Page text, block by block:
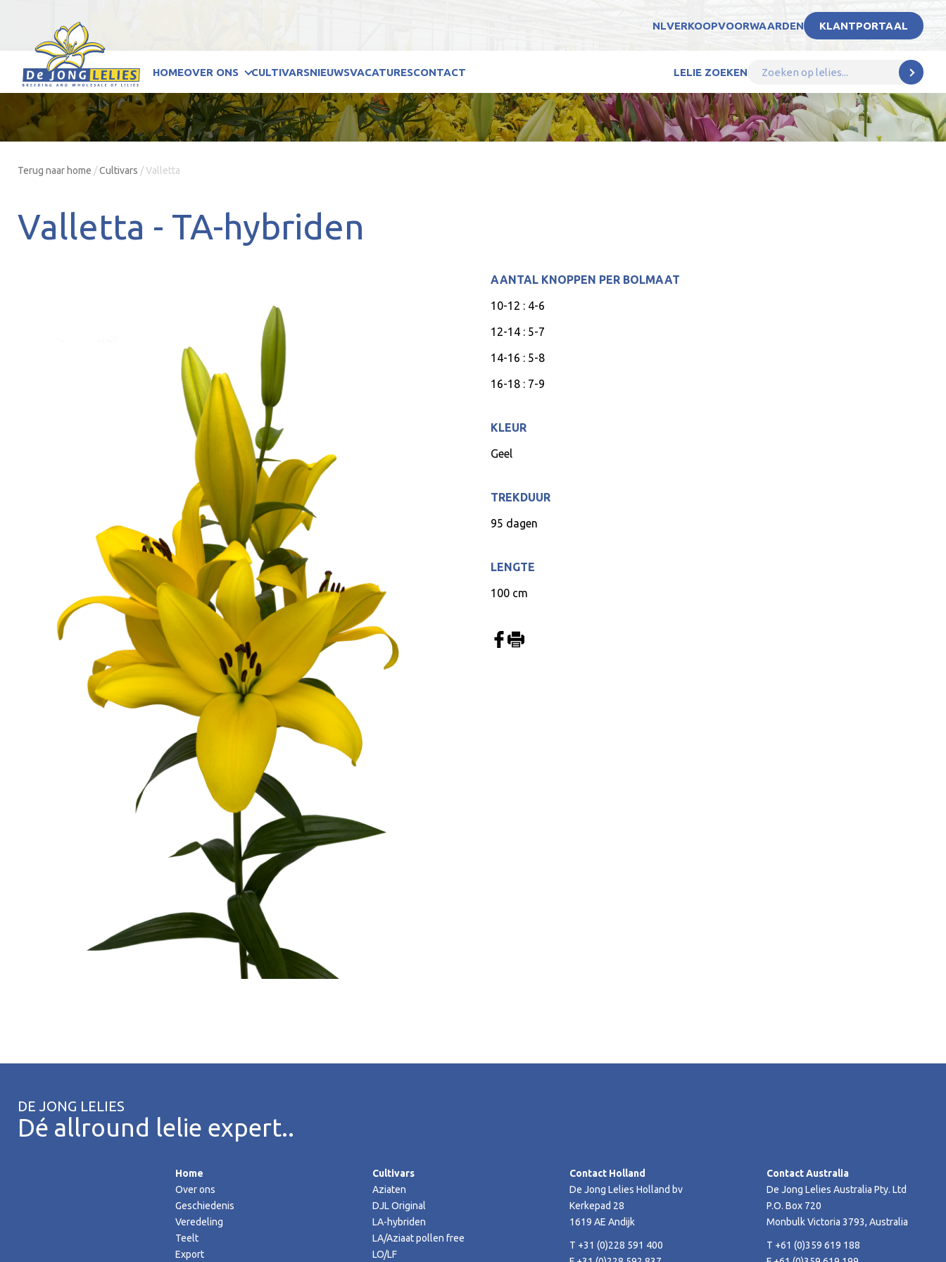
NLVERKOOPVOORWAARDEN KLANTPORTAAL
HOMEOVER ONS CULTIVARSNIEUWSVACATURESCONTACT LELIE ZOEKEN
Terug naar home /Cultivars /Valletta
Valletta - TA-hybriden
AANTAL KNOPPEN PER BOLMAAT
10-12 : 4-6
12-14 : 5-7
14-16 : 5-8
16-18 : 7-9
KLEUR
Geel
TREKDUUR
95 dagen
LENGTE
100 cm
DE JONG LELIES
Dé allround lelie expert..
Home
Over ons
Geschiedenis
Veredeling
Teelt
Export
Cultivars
Aziaten
DJL Original
LA-hybriden
LA/Aziaat pollen free
LO/LF
Contact Holland
De Jong Lelies Holland bv
Kerkepad 28
1619 AE Andijk
T +31 (0)228 591 400
Contact Australia
De Jong Lelies Australia Pty. Ltd
P.O. Box 720
Monbulk Victoria 3793, Australia
T +61 (0)359 619 188